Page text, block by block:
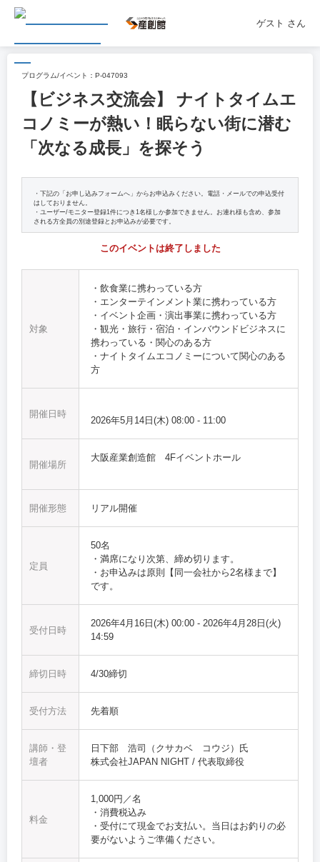
ゲスト さん
プログラム/イベント： P-047093
【ビジネス交流会】 ナイトタイムエ
コノミーが熱い！眠らない街に潜む
「次なる成長」を探そう
・下記の「お申し込みフォームへ」からお申込みください。電話・メールでの申込受付
はしておりません。
・ユーザー/モニター登録1件につき1名様しか参加できません。お連れ様も含め、参加
される方全員の別途登録とお申込みが必要です。
このイベントは終了しました
対象
・飲食業に携わっている方
・エンターテインメント業に携わっている方
・イベント企画・演出事業に携わっている方
・観光・旅行・宿泊・インバウンドビジネスに
携わっている・関心のある方
・ナイトタイムエコノミーについて関心のある
方
開催日時
2026年5月14日(木) 08:00 - 11:00
開催場所
大阪産業創造館 4Fイベントホール
開催形態 リアル開催
定員
50名
・満席になり次第、締め切ります。
・お申込みは原則【同一会社から2名様まで】
です。
受付日時
2026年4月16日(木) 00:00 - 2026年4月28日(火)
14:59
締切日時 4/30締切
受付方法 先着順
講師・登
壇者
日下部 浩司（クサカベ コウジ）氏
株式会社JAPAN NIGHT / 代表取締役
料金
1,000円／名
・消費税込み
・受付にて現金でお支払い。当日はお釣りの必
要がないようご準備ください。